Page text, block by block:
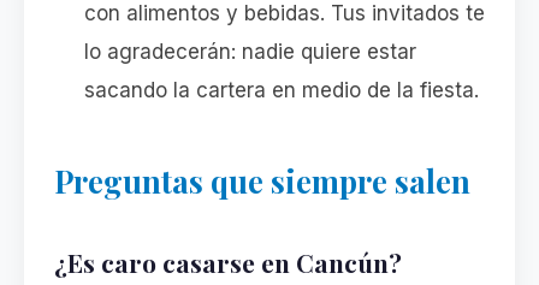
con alimentos y bebidas. Tus invitados te
lo agradecerán: nadie quiere estar
sacando la cartera en medio de la fiesta.
Preguntas que siempre salen
¿Es caro casarse en Cancún?